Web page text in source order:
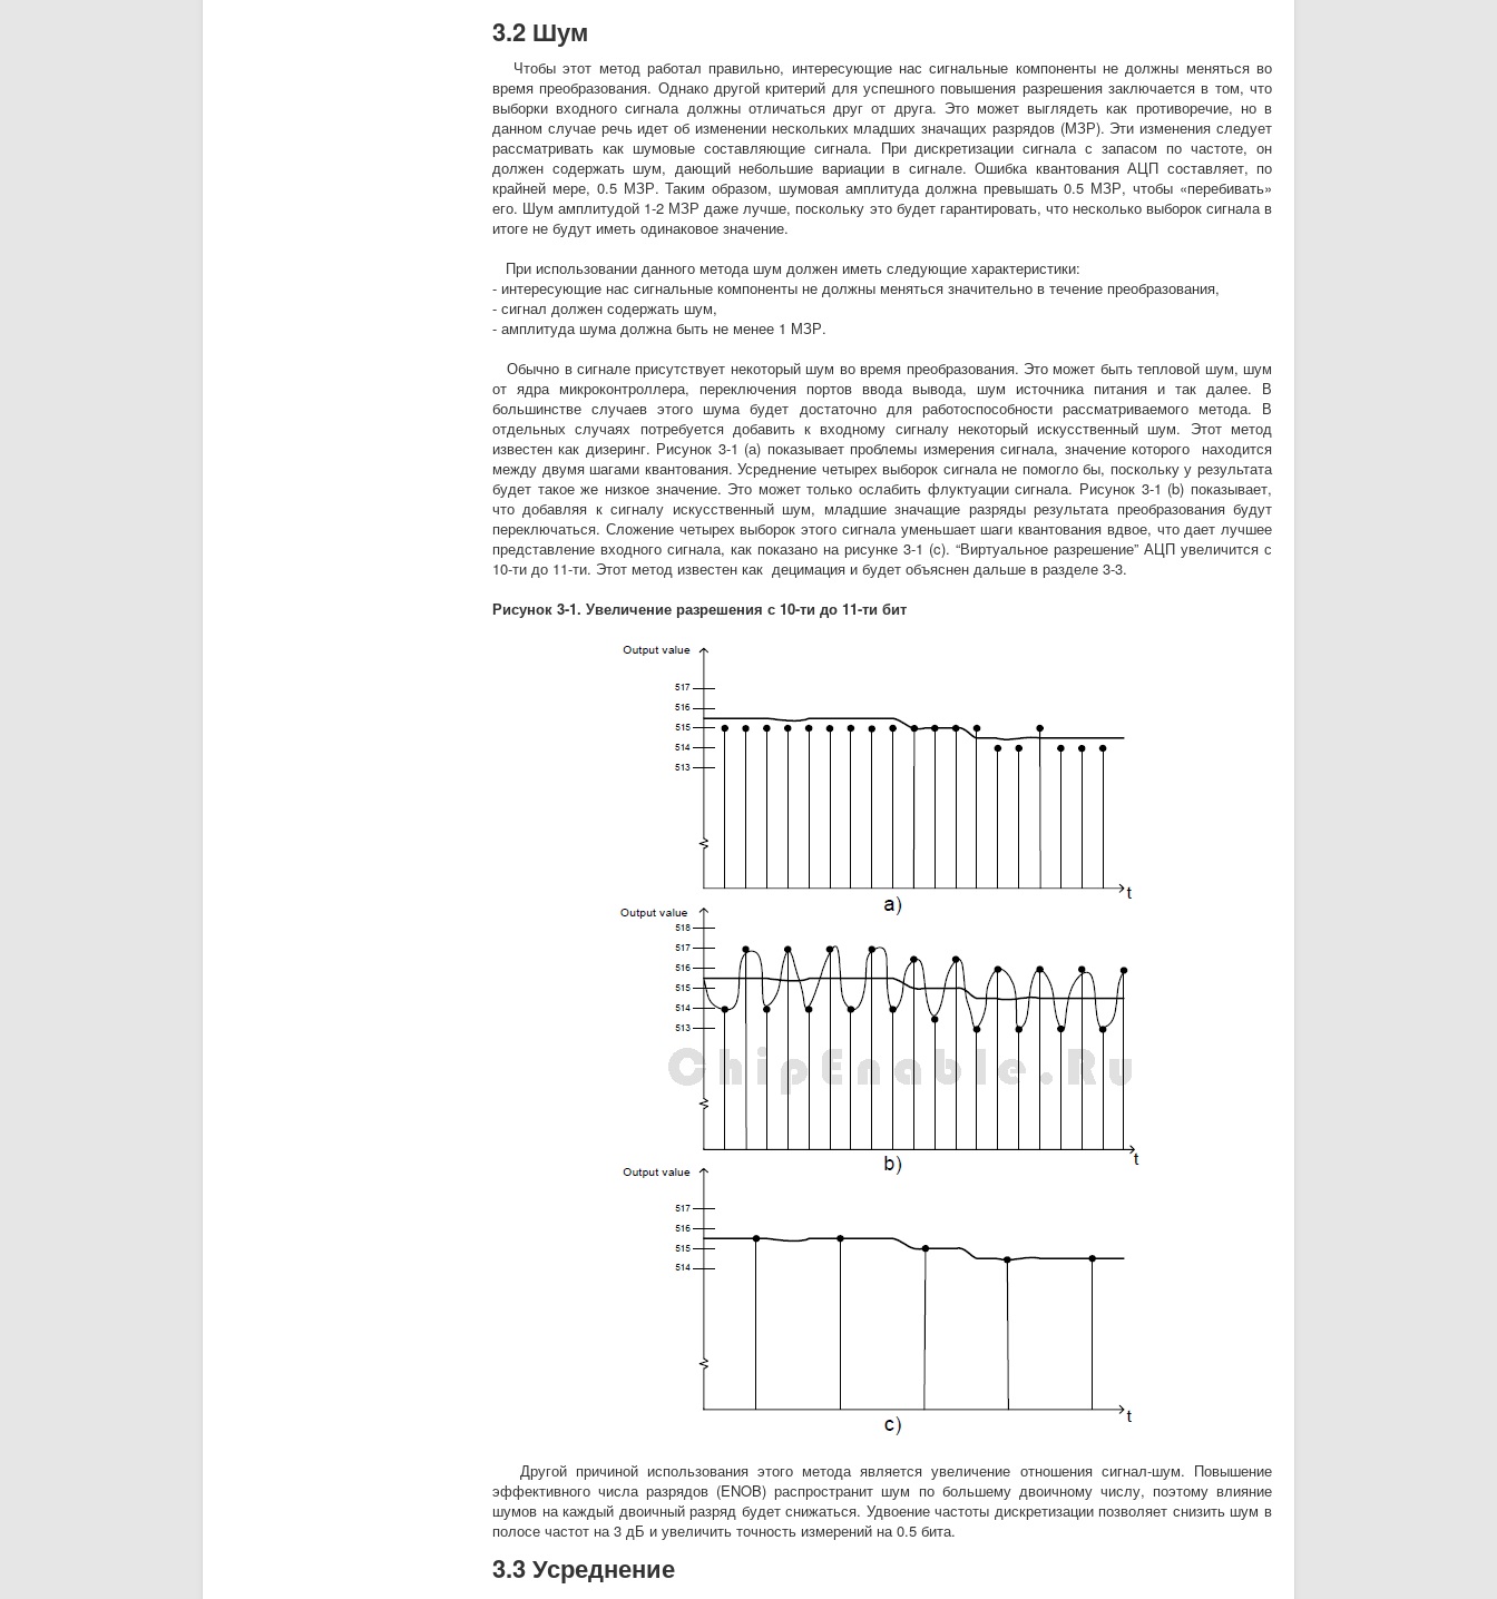
3.2 Шум
Чтобы этот метод работал правильно, интересующие нас сигнальные компоненты не должны меняться во
время преобразования. Однако другой критерий для успешного повышения разрешения заключается в том, что
выборки входного сигнала должны отличаться друг от друга. Это может выглядеть как противоречие, но в
данном случае речь идет об изменении нескольких младших значащих разрядов (МЗР). Эти изменения следует
рассматривать как шумовые составляющие сигнала. При дискретизации сигнала с запасом по частоте, он
должен содержать шум, дающий небольшие вариации в сигнале. Ошибка квантования АЦП составляет, по
крайней мере, 0.5 МЗР. Таким образом, шумовая амплитуда должна превышать 0.5 МЗР, чтобы «перебивать»
его. Шум амплитудой 1-2 МЗР даже лучше, поскольку это будет гарантировать, что несколько выборок сигнала в
итоге не будут иметь одинаковое значение.
При использовании данного метода шум должен иметь следующие характеристики:
- интересующие нас сигнальные компоненты не должны меняться значительно в течение преобразования,
- сигнал должен содержать шум,
- амплитуда шума должна быть не менее 1 МЗР.
Обычно в сигнале присутствует некоторый шум во время преобразования. Это может быть тепловой шум, шум
от ядра микроконтроллера, переключения портов ввода вывода, шум источника питания и так далее. В
большинстве случаев этого шума будет достаточно для работоспособности рассматриваемого метода. В
отдельных случаях потребуется добавить к входному сигналу некоторый искусственный шум. Этот метод
известен как дизеринг. Рисунок 3-1 (а) показывает проблемы измерения сигнала, значение которого находится
между двумя шагами квантования. Усреднение четырех выборок сигнала не помогло бы, поскольку у результата
будет такое же низкое значение. Это может только ослабить флуктуации сигнала. Рисунок 3-1 (b) показывает,
что добавляя к сигналу искусственный шум, младшие значащие разряды результата преобразования будут
переключаться. Сложение четырех выборок этого сигнала уменьшает шаги квантования вдвое, что дает лучшее
представление входного сигнала, как показано на рисунке 3-1 (c). “Виртуальное разрешение” АЦП увеличится с
10-ти до 11-ти. Этот метод известен как децимация и будет объяснен дальше в разделе 3-3.
Рисунок 3-1. Увеличение разрешения с 10-ти до 11-ти бит
Другой причиной использования этого метода является увеличение отношения сигнал-шум. Повышение
эффективного числа разрядов (ENOB) распространит шум по большему двоичному числу, поэтому влияние
шумов на каждый двоичный разряд будет снижаться. Удвоение частоты дискретизации позволяет снизить шум в
полосе частот на 3 дБ и увеличить точность измерений на 0.5 бита.
3.3 Усреднение